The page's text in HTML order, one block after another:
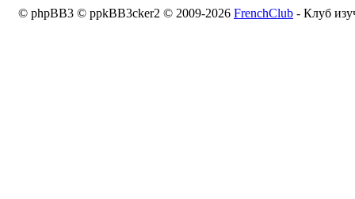
© phpBB3 © ppkBB3cker2 © 2009-2026 FrenchClub - Клуб